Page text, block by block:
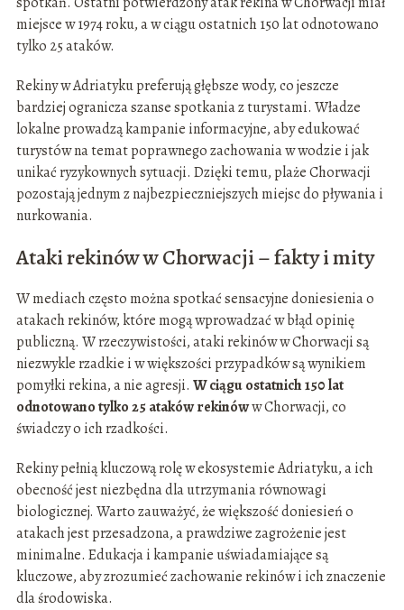
miejsce w 1974 roku, a w ciągu ostatnich 150 lat odnotowano
tylko 25 ataków.
Rekiny w Adriatyku preferują głębsze wody, co jeszcze
bardziej ogranicza szanse spotkania z turystami. Władze
lokalne prowadzą kampanie informacyjne, aby edukować
turystów na temat poprawnego zachowania w wodzie i jak
unikać ryzykownych sytuacji. Dzięki temu, plaże Chorwacji
pozostają jednym z najbezpieczniejszych miejsc do pływania i
nurkowania.
Ataki rekinów w Chorwacji – fakty i mity
W mediach często można spotkać sensacyjne doniesienia o
atakach rekinów, które mogą wprowadzać w błąd opinię
publiczną. W rzeczywistości, ataki rekinów w Chorwacji są
niezwykle rzadkie i w większości przypadków są wynikiem
pomyłki rekina, a nie agresji. W ciągu ostatnich 150 lat
odnotowano tylko 25 ataków rekinóww Chorwacji, co
świadczy o ich rzadkości.
Rekiny pełnią kluczową rolę w ekosystemie Adriatyku, a ich
obecność jest niezbędna dla utrzymania równowagi
biologicznej. Warto zauważyć, że większość doniesień o
atakach jest przesadzona, a prawdziwe zagrożenie jest
minimalne. Edukacja i kampanie uświadamiające są
kluczowe, aby zrozumieć zachowanie rekinów i ich znaczenie
dla środowiska.